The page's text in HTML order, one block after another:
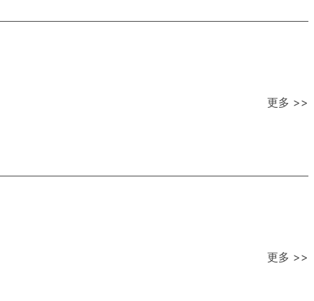
更多 >>
更多 >>